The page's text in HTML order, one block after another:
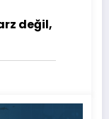
değil,